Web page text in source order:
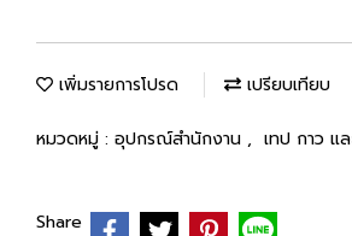
เพิ่มรายการโปรด เปรียบเทียบ
หมวดหมู่ : อุปกรณ์สำนักงาน , เทป กาว แ
Share